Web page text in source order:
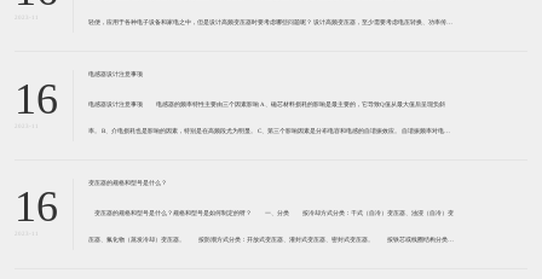
轻便，应用于各种电子设备和家电之中，但是设计高频变压器时要考虑哪些问题呢？ 设计高频变压器，至少需要考虑电压转换、功率传输
16
电感器设计注意事项
电感器设计注意事项 电感器的频率特性主要由三个因素影响 A、磁芯材料损耗的影响是最主要的，它导致Q值从最大值后呈现负斜
率。 B、介电损耗也是影响的因素，特别是在高频段尤为明显。 C、第三个影响因素是分布电容和电感的自谐振效应。 自谐振频率对电感
16
变压器的规格和型号是什么？
变压器的规格和型号是什么？规格和型号是如何制定的呀？ 一、分类 按冷却方式分类：干式（自冷）变压器、油浸（自冷）变
压器、氟化物（蒸发冷却）变压器。 按防潮方式分类：开放式变压器、灌封式变压器、密封式变压器。 按铁芯或线圈结构分类：